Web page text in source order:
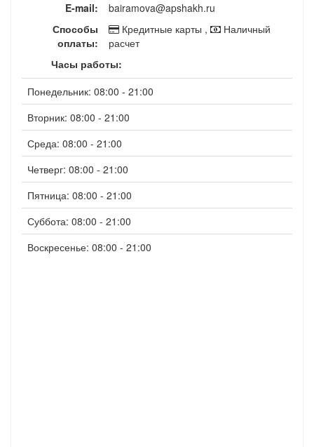
E-mail:
bairamova@apshakh.ru
Способы
оплаты:
Кредитные карты ,
Наличный
расчет
Часы работы:
Понедельник: 08:00 - 21:00
Вторник: 08:00 - 21:00
Среда: 08:00 - 21:00
Четверг: 08:00 - 21:00
Пятница: 08:00 - 21:00
Суббота: 08:00 - 21:00
Воскресенье: 08:00 - 21:00